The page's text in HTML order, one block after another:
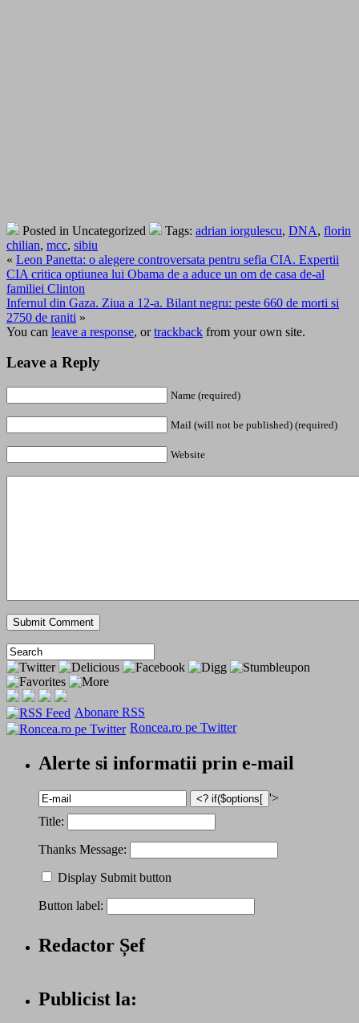
Posted in Uncategorized Tags: adrian iorgulescu, DNA, florin
chilian, mcc, sibiu
« Leon Panetta: o alegere controversata pentru sefia CIA. Expertii
CIA critica optiunea lui Obama de a aduce un om de casa de-al
familiei Clinton
Infernul din Gaza. Ziua a 12-a. Bilant negru: peste 660 de morti si
2750 de raniti »
You can leave a response, ortrackback from your own site.
Leave a Reply
Name (required)
Mail (will not be published) (required)
Website
Abonare RSS
Roncea.ro pe Twitter
Alerte si informatii prin e-mail
'>
Title:
Thanks Message:
Display Submit button
Button label:
Redactor Șef
Publicist la: